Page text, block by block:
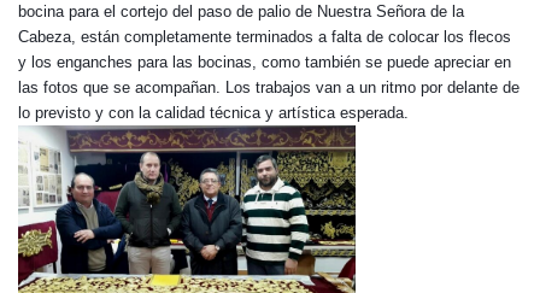
bocina para el cortejo del paso de palio de Nuestra Señora de la
Cabeza, están completamente terminados a falta de colocar los flecos
y los enganches para las bocinas, como también se puede apreciar en
las fotos que se acompañan. Los trabajos van a un ritmo por delante de
lo previsto y con la calidad técnica y artística esperada.